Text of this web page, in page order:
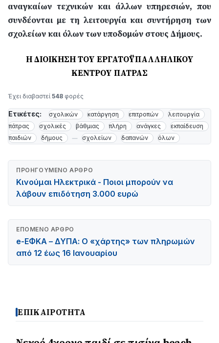
αναγκαίων τεχνικών και άλλων υπηρεσιών, που
συνδέονται με τη λειτουργία και συντήρηση των
σχολείων και όλων των υποδομών στους Δήμους.
Η ΔΙΟΙΚΗΣΗ ΤΟΥ ΕΡΓΑΤΟΫΠΑΛΛΗΛΙΚΟΥ
ΚΕΝΤΡΟΥ ΠΑΤΡΑΣ
Έχει διαβαστεί 548 φορές
Ετικέτες: σχολικών κατάργηση επιτροπών
λειτουργία
πάτρας
σχολικές βάθμιας πλήρη ανάγκες
εκπαίδευση
παιδιών
δήμους σχολείων δαπανών όλων
ΠΡΟΗΓΟΎΜΕΝΟ ΆΡΘΡΟ
Κινούμαι Ηλεκτρικά - Ποιοι μπορούν να
λάβουν επιδότηση 3.000 ευρώ
ΕΠΌΜΕΝΟ ΆΡΘΡΟ
e-ΕΦΚΑ – ΔΥΠΑ: Ο «χάρτης» των πληρωμών
από 12 έως 16 Ιανουαρίου
ΕΠΙΚΑΙΡΟΤΗΤΑ